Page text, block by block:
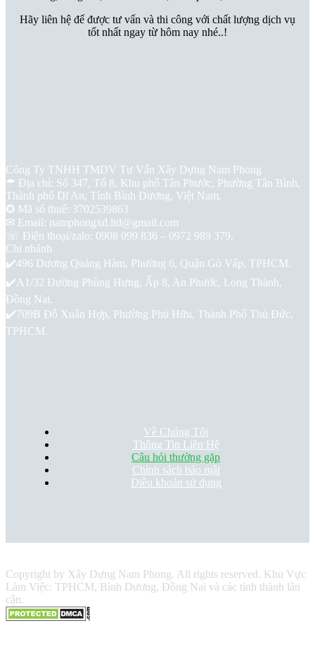
Hãy liên hệ để được tư vấn và thi công với chất lượng dịch vụ
tốt nhất ngay từ hôm nay nhé..!
Công Ty TNHH TMDV Tư Vấn Xây Dựng Nam Phong
☂ Địa chỉ: Số 347, Tổ 8, Khu phố Tân Phước, Phường Tân Bình,
Thành phố Dĩ An, Tỉnh Bình Dương, Việt Nam.
✪ Mã số thuế: 3702539863
✉ Email: namphongxd.ltd@gmail.com
☏ Điện thoại/zalo: 0908 099 836 – 0972 989 379.
Chi nhánh
✔️496 Dương Quảng Hàm, Phường 6, Quận Gò Vấp, TPHCM.
✔️A1/32 Đường Phùng Hưng, Ấp 8, An Phước, Long Thành,
Đồng Nai.
✔️709B Đỗ Xuân Hợp, Phường Phú Hữu, Thành Phố Thủ Đức,
TPHCM.
Về Chúng Tôi
Thông Tin Liên Hệ
Câu hỏi thường gặp
Chính sách bảo mật
Điều khoản sử dụng
Copyright by Xây Dựng Nam Phong. All rights reserved. Khu Vực
Làm Việc: TPHCM, Bình Dương, Đồng Nai và các tỉnh thành lân
cận.